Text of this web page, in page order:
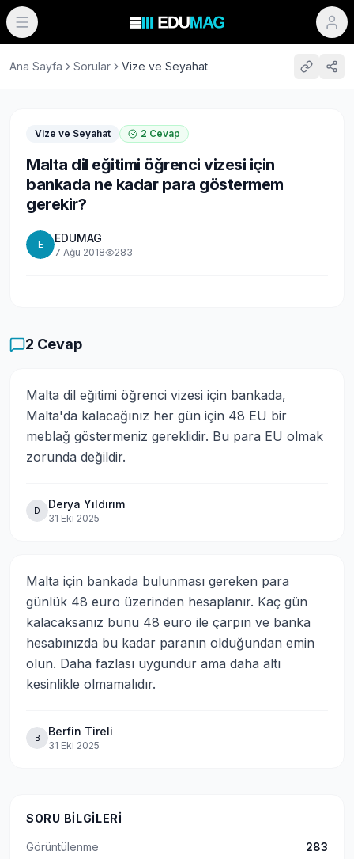
Ana Sayfa Sorular Vize ve Seyahat
Vize ve Seyahat 2 Cevap
Malta dil eğitimi öğrenci vizesi için
bankada ne kadar para göstermem
gerekir?
E EDUMAG
7 Ağu 2018 283
2 Cevap
Malta dil eğitimi öğrenci vizesi için bankada,
Malta'da kalacağınız her gün için 48 EU bir
meblağ göstermeniz gereklidir. Bu para EU olmak
zorunda değildir.
D Derya Yıldırım
31 Eki 2025
Malta için bankada bulunması gereken para
günlük 48 euro üzerinden hesaplanır. Kaç gün
kalacaksanız bunu 48 euro ile çarpın ve banka
hesabınızda bu kadar paranın olduğundan emin
olun. Daha fazlası uygundur ama daha altı
kesinlikle olmamalıdır.
B Berfin Tireli
31 Eki 2025
SORU BILGILERI
Görüntülenme
283